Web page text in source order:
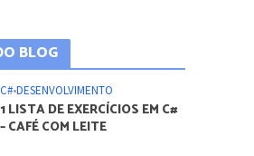
BLOG
C#•DESENVOLVIMENTO
1 LISTA DE EXERCÍCIOS EM C#
– CAFÉ COM LEITE